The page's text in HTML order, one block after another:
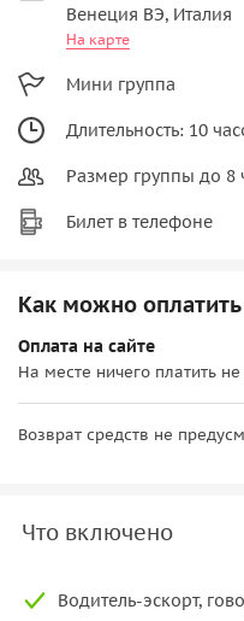
Венеция ВЭ, Италия
На карте
Мини группа
Длительность: 10
Размер группы до 8
Билет в телефоне
Как можно оплатить
Оплата на сайте
На месте ничего платить
Возврат средств не
Что включено
Водитель-эскорт,